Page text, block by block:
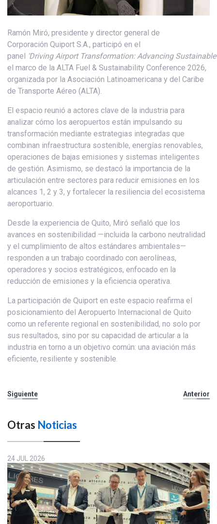
Ramón Miró, presidente y director general de
Corporación Quiport S.A., participó en el
panel ‘Driving Airport Transformation: Advancing
el marco de la ALTA Fuel & Sustainability Conference 2026,
organizada por la Asociación Latinoamericana y del Caribe
de Transporte Aéreo (ALTA).
El espacio reunió a actores clave de la industria para
analizar cómo los aeropuertos están impulsando su
transformación mediante estrategias integradas que
combinan infraestructura sostenible, energías renovables,
operaciones de bajas emisiones y sistemas inteligentes
de gestión. Asimismo, se destacó la importancia de la
articulación entre sectores para reducir emisiones en los
alcances 1, 2 y 3, y fortalecer la resiliencia del ecosistema
aeroportuario.
Desde la experiencia de Quito, Miró señaló que los
avances en sostenibilidad —incluida la carbono neutralidad
y el cumplimiento de altos estándares ambientales—
responden a un trabajo coordinado con aerolíneas,
operadores y socios estratégicos, enfocado en la
reducción de emisiones y la eficiencia operativa.
La participación de Quiport en este espacio reafirma el
posicionamiento del Aeropuerto Internacional de Quito
como un referente regional en sostenibilidad, no solo por
sus resultados, sino por su capacidad de articular a la
industria en torno a un objetivo común: una aviación más
eficiente, resiliente y sostenible.
Siguiente Anterior
Otras Noticias
24 JUL 2026